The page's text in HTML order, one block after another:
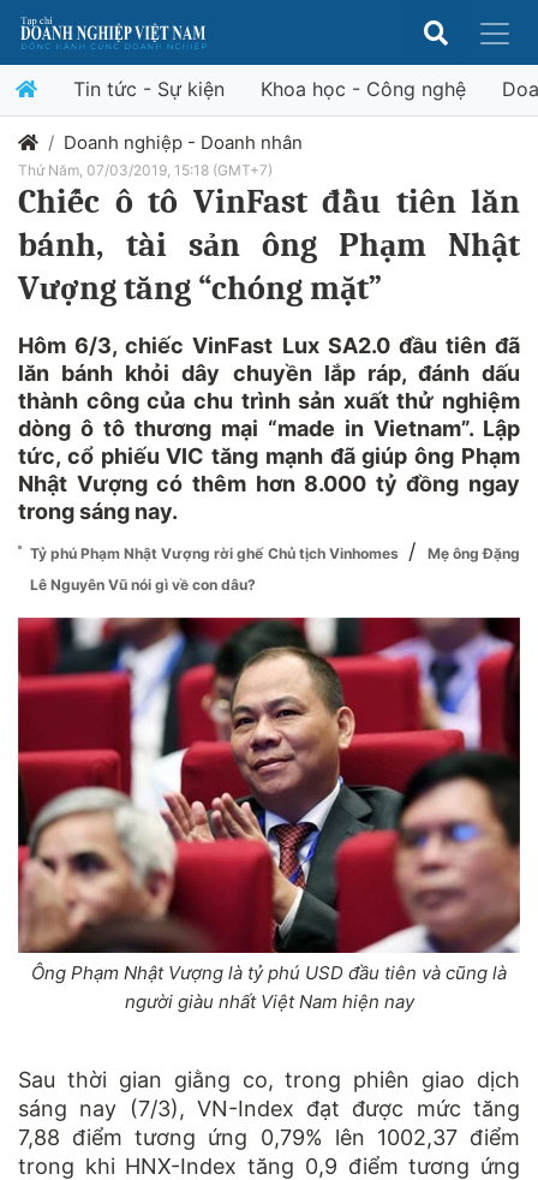
Tin tức - Sự kiện Khoa học - Công nghệ
Doanh nghiệp - Doanh nhân
Thứ Năm, 07/03/2019, 15:18 (GMT+7)
Chiếc ô tô VinFast đầu tiên lăn
bánh, tài sản ông Phạm Nhật
Vượng tăng “chóng mặt”
Hôm 6/3, chiếc VinFast Lux SA2.0 đầu tiên đã
lăn bánh khỏi dây chuyền lắp ráp, đánh dấu
thành công của chu trình sản xuất thử nghiệm
dòng ô tô thương mại “made in Vietnam”. Lập
tức, cổ phiếu VIC tăng mạnh đã giúp ông Phạm
Nhật Vượng có thêm hơn 8.000 tỷ đồng ngay
trong sáng nay.
Tỷ phú Phạm Nhật Vượng rời ghế Chủ tịch Vinhomes /
Mẹ ông Đặng
Lê Nguyên Vũ nói gì về con dâu?
Ông Phạm Nhật Vượng là tỷ phú USD đầu tiên và cũng là
người giàu nhất Việt Nam hiện nay
Sau thời gian giằng co, trong phiên giao dịch
sáng nay (7/3), VN-Index đạt được mức tăng
7,88 điểm tương ứng 0,79% lên 1002,37 điểm
trong khi HNX-Index tăng 0,9 điểm tương ứng